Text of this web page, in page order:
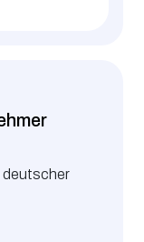
deutscher